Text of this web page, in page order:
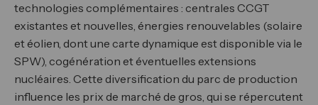
technologies complémentaires : centrales CCGT
existantes et nouvelles, énergies renouvelables (solaire
et éolien, dont une carte dynamique est disponible via le
SPW), cogénération et éventuelles extensions
nucléaires. Cette diversification du parc de production
influence les prix de marché de gros, qui se répercutent